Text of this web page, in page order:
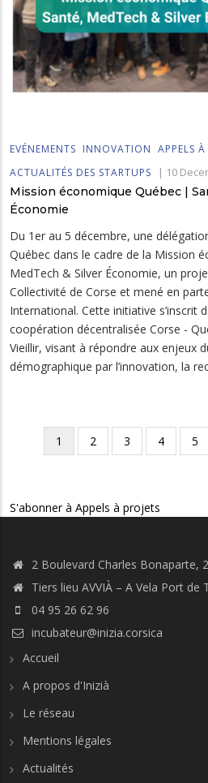
EVÉNEMENTS INNOVATION APPELS À
ACTUALITÉS DES STARTUPS
| 10
Mission économique Québec |
Économie
Du 1er au 5 décembre, une
Québec dans le cadre de la Mission
MedTech & Silver Économie, un
Collectivité de Corse et mené en
International. Cette initiative s’inscrit
coopération décentralisée Corse -
Vieillir, visant à répondre aux enjeux
démographique par l’innovation, la
Pagination
Page
courante
1 Page
2 Page
3 Page
4 5
S'abonner à Appels à projets
2 Boulevard Charles Bonaparte,
Tiers lieu AVVIÀ – A Vela Port de
04 95 26 62 96
incubateur@inizia.corsica
Accueil
A propos d'Inizià
Le réseau
Mentions légales
Actualités